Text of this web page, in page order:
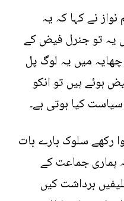
نے کہا کہ یہ
یہ تو جنرل فیض کے
میں یہ لوگ پل
ہوئے ہیں تو انکو
کیا ہوتی ہے۔
رکھے سلوک بارے بات
ہماری جماعت کے
برداشت کیں